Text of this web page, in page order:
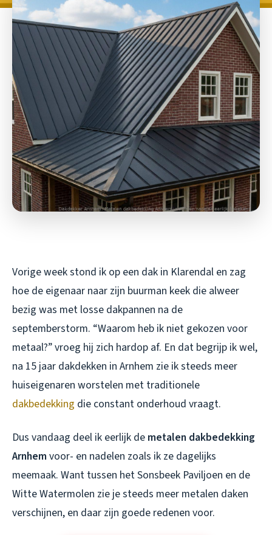
Vorige week stond ik op een dak in Klarendal en zag
hoe de eigenaar naar zijn buurman keek die alweer
bezig was met losse dakpannen na de
septemberstorm. “Waarom heb ik niet gekozen voor
metaal?” vroeg hij zich hardop af. En dat begrijp ik wel,
na 15 jaar dakdekken in Arnhem zie ik steeds meer
huiseigenaren worstelen met traditionele
dakbedekking die constant onderhoud vraagt.
Dus vandaag deel ik eerlijk de metalen dakbedekking
Arnhem voor- en nadelen zoals ik ze dagelijks
meemaak. Want tussen het Sonsbeek Paviljoen en de
Witte Watermolen zie je steeds meer metalen daken
verschijnen, en daar zijn goede redenen voor.